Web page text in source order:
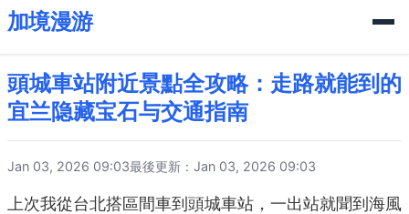
加境漫游
頭城車站附近景點全攻略：走路就能到的
宜兰隐藏宝石与交通指南
Jan 03, 2026 09:03最後更新：Jan 03, 2026 09:03
上次我從台北搭區間車到頭城車站，一出站就聞到海風